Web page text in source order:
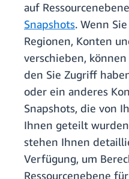
auf
Snapshots. Wenn
Regionen, Konten
verschieben,
den Sie Zugriff
oder ein anderes
Snapshots, die von
Ihnen geteilt
stehen Ihnen
Verfügung, um
Ressourcenebene